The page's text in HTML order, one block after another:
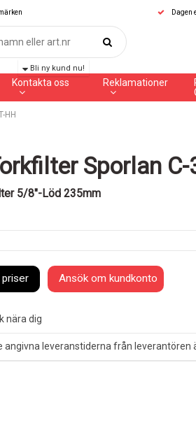
Dagen
Kontakta oss
Bli ny kund nu!
Reklamationer
HH
Sporlan C-
5/8"-Löd 235mm
Ansök om kundkonto
nära dig
leveranstiderna från leverantören